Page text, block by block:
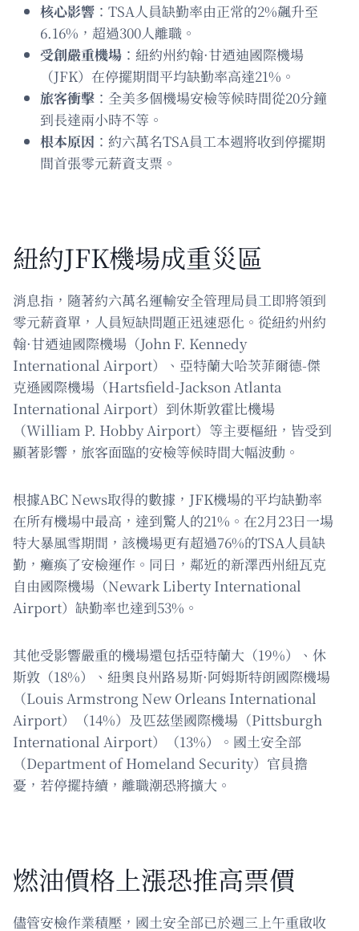
核心影響 ：TSA人員缺勤率由正常的2%飆升至
6.16%，超過300人離職。
受創嚴重機場 ：紐約州約翰·甘迺迪國際機場
（JFK）在停擺期間平均缺勤率高達21%。
旅客衝擊 ：全美多個機場安檢等候時間從20分鐘
到長達兩小時不等。
根本原因 ：約六萬名TSA員工本週將收到停擺期
間首張零元薪資支票。
紐約JFK機場成重災區
消息指，隨著約六萬名運輸安全管理局員工即將領到
零元薪資單，人員短缺問題正迅速惡化。從紐約州約
翰·甘迺迪國際機場（John F. Kennedy
International Airport）、亞特蘭大哈茨菲爾德-傑
克遜國際機場（Hartsfield-Jackson Atlanta
International Airport）到休斯敦霍比機場
（William P. Hobby Airport）等主要樞紐，皆受到
顯著影響，旅客面臨的安檢等候時間大幅波動。
根據ABC News取得的數據，JFK機場的平均缺勤率
在所有機場中最高，達到驚人的21%。在2月23日一場
特大暴風雪期間，該機場更有超過76%的TSA人員缺
勤，癱瘓了安檢運作。同日，鄰近的新澤西州紐瓦克
自由國際機場（Newark Liberty International
Airport）缺勤率也達到53%。
其他受影響嚴重的機場還包括亞特蘭大（19%）、休
斯敦（18%）、紐奧良州路易斯·阿姆斯特朗國際機場
（Louis Armstrong New Orleans International
Airport）（14%）及匹茲堡國際機場（Pittsburgh
International Airport）（13%）。國土安全部
（Department of Homeland Security）官員擔
憂，若停擺持續，離職潮恐將擴大。
燃油價格上漲恐推高票價
儘管安檢作業積壓，國土安全部已於週三上午重啟收